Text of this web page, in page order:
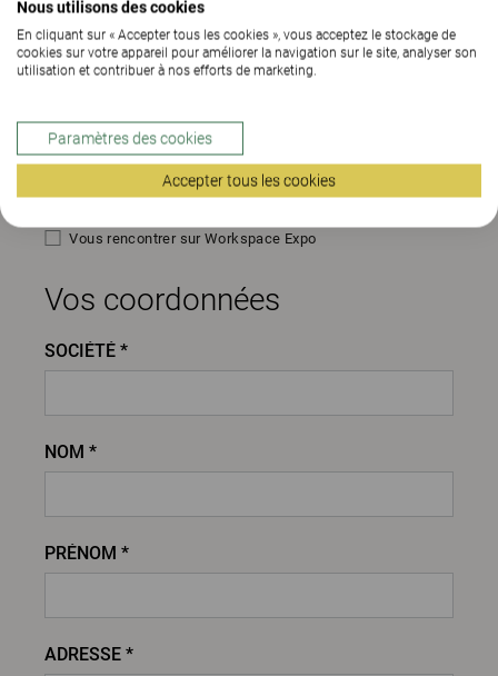
Plus d'informations sur votre participation
Etre recontacté
Vous rencontrer sur Workspace Expo
Vos coordonnées
SOCIÉTÉ *
NOM *
PRÉNOM *
ADRESSE *
Nous utilisons des cookies
En cliquant sur « Accepter tous les cookies », vous acceptez le stockage de
cookies sur votre appareil pour améliorer la navigation sur le site, analyser son
utilisation et contribuer à nos efforts de marketing.
Paramètres des cookies
Accepter tous les cookies